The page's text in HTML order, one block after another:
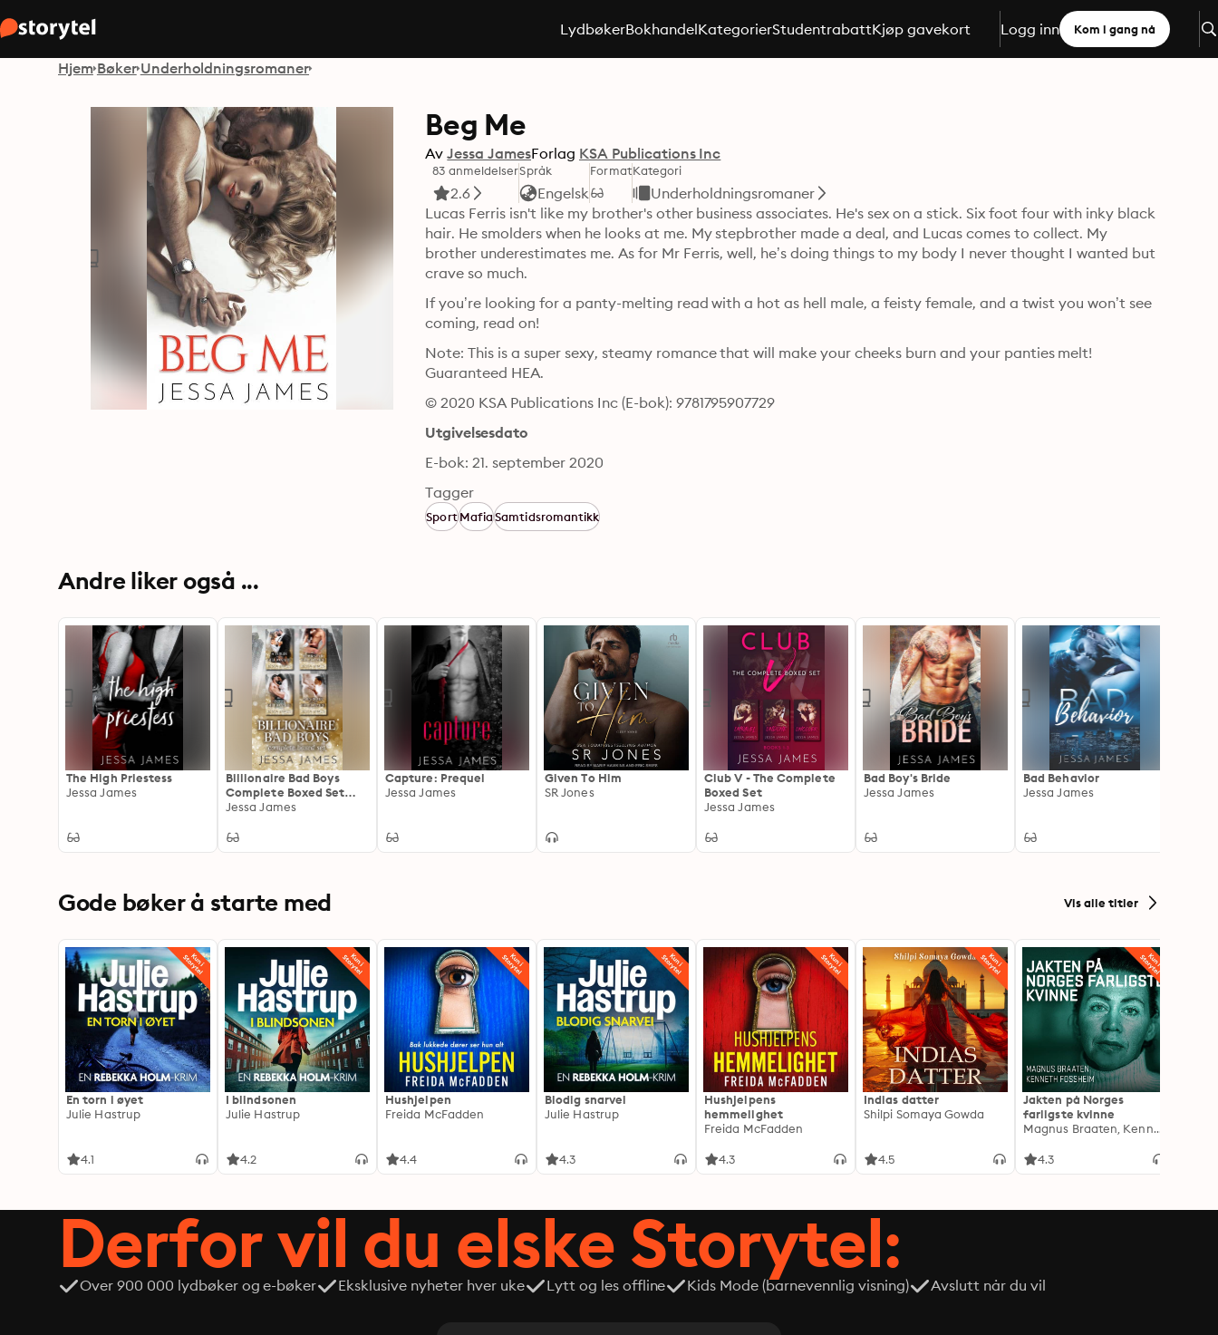
LydbøkerBokhandelKategorierStudentrabattKjøp gavekort Logg inn Kom i gang nå
Hjem Bøker Underholdningsromaner
Beg Me
Av Jessa JamesForlag KSA Publications Inc
83 anmeldelser
2.6
Språk
Engelsk
FormatKategori
Underholdningsromaner
Lucas Ferris isn't like my brother's other business associates. He's sex on a stick. Six foot four with inky black
hair. He smolders when he looks at me. My stepbrother made a deal, and Lucas comes to collect. My
brother underestimates me. As for Mr Ferris, well, he’s doing things to my body I never thought I wanted but
crave so much.
If you’re looking for a panty-melting read with a hot as hell male, a feisty female, and a twist you won’t see
Note: This is a super sexy, steamy romance that will make your cheeks burn and your panties melt!
Guaranteed HEA.
© 2020 KSA Publications Inc (E-bok): 9781795907729
Utgivelsesdato
E-bok: 21. september 2020
Tagger
SportMafiaSamtidsromantikk
Andre liker også ...
The High Priestess
Jessa James
Billionaire Bad Boys
Complete Boxed Set
(Books 1-4)
Jessa James
Capture: Prequel
Jessa James
Given To Him
SR Jones
Club V - The Complete
Boxed Set
Jessa James
Bad Boy's Bride
Jessa James
Bad Behavior
Jessa James
Gode bøker å starte med Vis alle titler
En torn i øyet
Julie Hastrup
4.1
I blindsonen
Julie Hastrup
4.2
Hushjelpen
Freida McFadden
4.4
Blodig snarvei
Julie Hastrup
4.3
Hushjelpens
hemmelighet
Freida McFadden
4.3
Indias datter
Shilpi Somaya Gowda
4.5
Jakten på Norges
farligste kvinne
Magnus Braaten, Kenneth Fossheim
4.3
Derfor vil du elske Storytel:
Over 900 000 lydbøker og e-bøker Eksklusive nyheter hver uke Lytt og les offline Kids Mode (barnevennlig visning) Avslutt når du vil